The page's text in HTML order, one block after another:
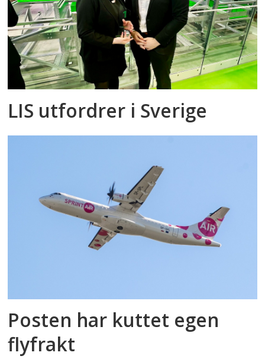
LIS utfordrer i Sverige
Posten har kuttet egen
flyfrakt